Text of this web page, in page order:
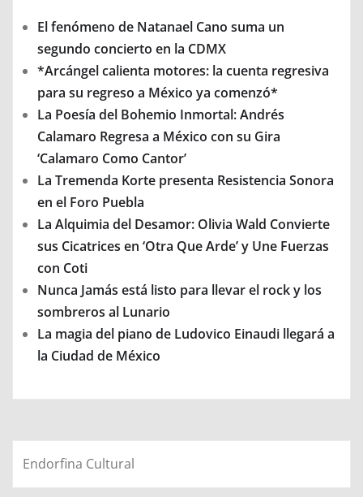
El fenómeno de Natanael Cano suma un
segundo concierto en la CDMX
*Arcángel calienta motores: la cuenta regresiva
para su regreso a México ya comenzó*
La Poesía del Bohemio Inmortal: Andrés
Calamaro Regresa a México con su Gira
‘Calamaro Como Cantor’
La Tremenda Korte presenta Resistencia Sonora
en el Foro Puebla
La Alquimia del Desamor: Olivia Wald Convierte
sus Cicatrices en ‘Otra Que Arde’ y Une Fuerzas
con Coti
Nunca Jamás está listo para llevar el rock y los
sombreros al Lunario
La magia del piano de Ludovico Einaudi llegará a
la Ciudad de México
Endorfina Cultural